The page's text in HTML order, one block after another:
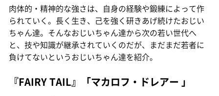
肉体的・精神的な強さは、自身の経験や鍛練によって作
られていく。長く生き、己を強く研きあげ続けたおじい
ちゃん達。そんなおじいちゃん達から次の若い世代へ
と、技や知識が継承されていくのだが、まだまだ若者に
負けてないというおじいちゃん達を紹介。
『FAIRY TAIL』「マカロフ・ドレアー 」